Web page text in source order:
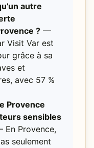
autre
? —
Visit Var est
grâce à sa
et
avec 57 %
Provence
sensibles
En Provence,
seulement